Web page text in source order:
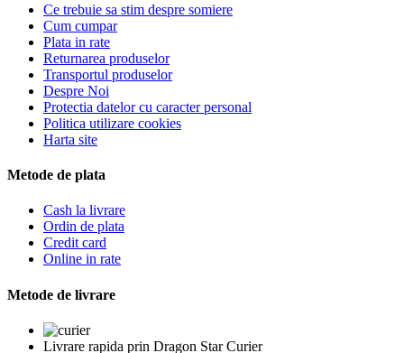
Ce trebuie sa stim despre somiere
Cum cumpar
Plata in rate
Returnarea produselor
Transportul produselor
Despre Noi
Protectia datelor cu caracter personal
Politica utilizare cookies
Harta site
Metode de plata
Cash la livrare
Ordin de plata
Credit card
Online in rate
Metode de livrare
Livrare rapida prin Dragon Star Curier